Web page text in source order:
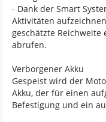
- Dank der Smart
Aktivitäten
geschätzte
abrufen.
Verborgener Akku
Gespeist wird der
Akku, der für einen
Befestigung und ein